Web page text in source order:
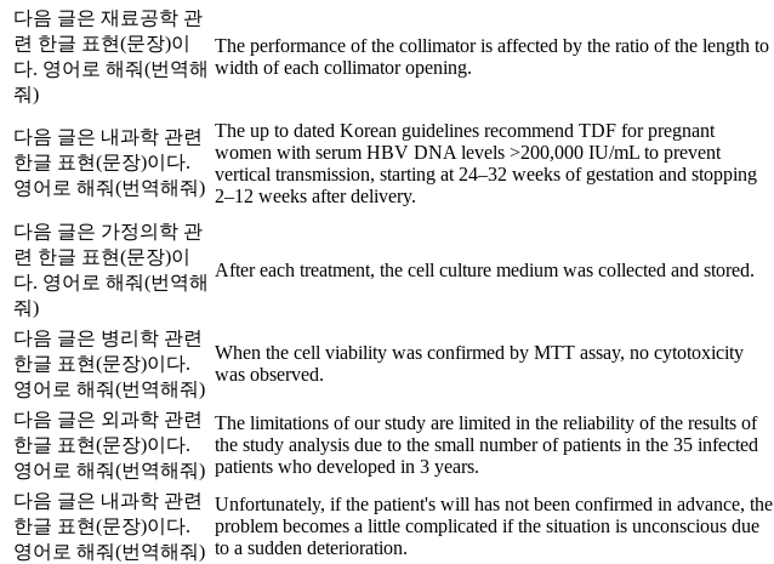
다음 글은 재료공학 관
련 한글 표현(문장)이
다. 영어로 해줘(번역해
줘)
The performance of the collimator is affected by the ratio of the length to
width of each collimator opening.
다음 글은 내과학 관련
한글 표현(문장)이다.
영어로 해줘(번역해줘)
The up to dated Korean guidelines recommend TDF for pregnant
women with serum HBV DNA levels >200,000 IU/mL to prevent
vertical transmission, starting at 24–32 weeks of gestation and stopping
2–12 weeks after delivery.
다음 글은 가정의학 관
련 한글 표현(문장)이
다. 영어로 해줘(번역해
줘)
After each treatment, the cell culture medium was collected and stored.
다음 글은 병리학 관련
한글 표현(문장)이다.
영어로 해줘(번역해줘)
When the cell viability was confirmed by MTT assay, no cytotoxicity
was observed.
다음 글은 외과학 관련
한글 표현(문장)이다.
영어로 해줘(번역해줘)
The limitations of our study are limited in the reliability of the results of
the study analysis due to the small number of patients in the 35 infected
patients who developed in 3 years.
다음 글은 내과학 관련
한글 표현(문장)이다.
영어로 해줘(번역해줘)
Unfortunately, if the patient's will has not been confirmed in advance, the
problem becomes a little complicated if the situation is unconscious due
to a sudden deterioration.